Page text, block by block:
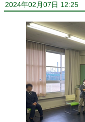
2024年02月07日 12:25